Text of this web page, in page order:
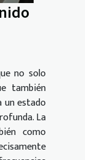
no solo
también
un estado
La
como